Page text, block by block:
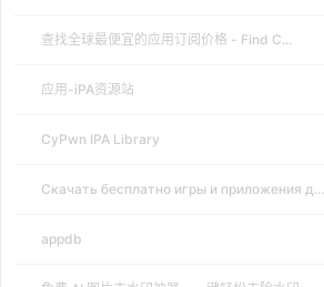
查找全球最便宜的应用订阅价格 - Find C...
应用-iPA资源站
CyPwn IPA Library
Скачать бесплатно игры и приложения д...
appdb